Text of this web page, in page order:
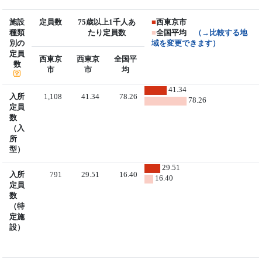
施設
種類
別の
定員
数
定員数
75歳以上1千人あ
たり定員数
■西東京市
■全国平均
（→比較する地
域を変更できます）
西東京
市
西東京
市
全国平
均
入所
定員
数
（入
所
型）
1,108 41.34 78.26
41.34
78.26
入所
定員
数
（特
定施
設）
791 29.51 16.40
29.51
16.40